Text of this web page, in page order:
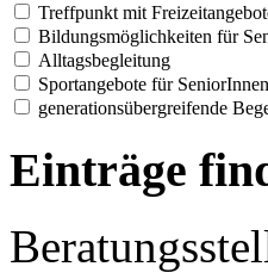
Treffpunkt mit
Bildungsmöglichkeiten für
Alltagsbegleitung
Sportangebote für SeniorInnen
generationsübergreifende
Einträge